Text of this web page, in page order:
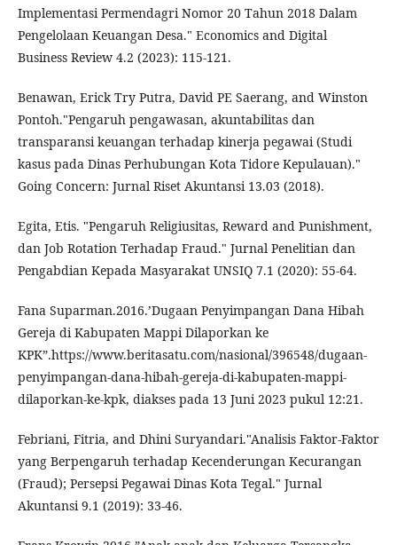
Implementasi Permendagri Nomor 20 Tahun 2018 Dalam
Pengelolaan Keuangan Desa." Economics and Digital
Business Review 4.2 (2023): 115-121.
Benawan, Erick Try Putra, David PE Saerang, and Winston
Pontoh."Pengaruh pengawasan, akuntabilitas dan
transparansi keuangan terhadap kinerja pegawai (Studi
kasus pada Dinas Perhubungan Kota Tidore Kepulauan)."
Going Concern: Jurnal Riset Akuntansi 13.03 (2018).
Egita, Etis. "Pengaruh Religiusitas, Reward and Punishment,
dan Job Rotation Terhadap Fraud." Jurnal Penelitian dan
Pengabdian Kepada Masyarakat UNSIQ 7.1 (2020): 55-64.
Fana Suparman.2016.’Dugaan Penyimpangan Dana Hibah
Gereja di Kabupaten Mappi Dilaporkan ke
KPK”.https://www.beritasatu.com/nasional/396548/dugaan-
penyimpangan-dana-hibah-gereja-di-kabupaten-mappi-
dilaporkan-ke-kpk, diakses pada 13 Juni 2023 pukul 12:21.
Febriani, Fitria, and Dhini Suryandari."Analisis Faktor-Faktor
yang Berpengaruh terhadap Kecenderungan Kecurangan
(Fraud); Persepsi Pegawai Dinas Kota Tegal." Jurnal
Akuntansi 9.1 (2019): 33-46.